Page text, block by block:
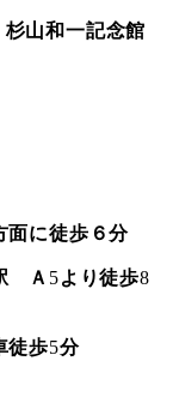
杉山和一記念館
面に徒歩６分
Ａ 5より徒歩8
徒歩5分